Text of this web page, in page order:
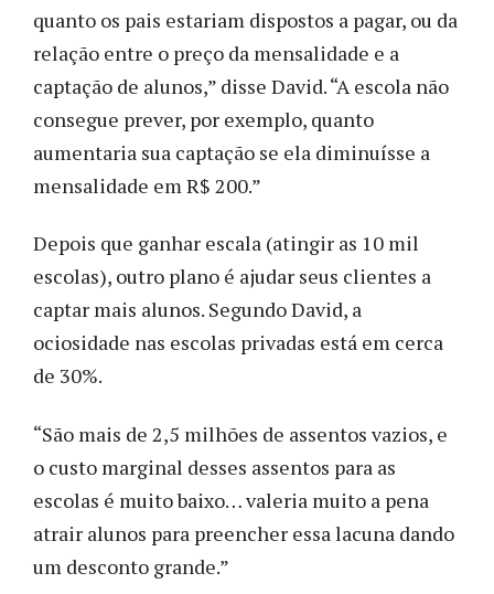
quanto os pais estariam dispostos a pagar, ou da
relação entre o preço da mensalidade e a
captação de alunos,” disse David. “A escola não
consegue prever, por exemplo, quanto
aumentaria sua captação se ela diminuísse a
mensalidade em R$ 200.”
Depois que ganhar escala (atingir as 10 mil
escolas), outro plano é ajudar seus clientes a
captar mais alunos. Segundo David, a
ociosidade nas escolas privadas está em cerca
de 30%.
“São mais de 2,5 milhões de assentos vazios, e
o custo marginal desses assentos para as
escolas é muito baixo… valeria muito a pena
atrair alunos para preencher essa lacuna dando
um desconto grande.”